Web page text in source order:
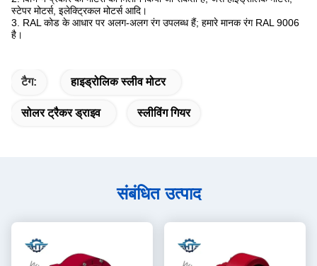
स्टेपर मोटर्स, इलेक्ट्रिकल मोटर्स आदि।
3. RAL कोड के आधार पर अलग-अलग रंग उपलब्ध हैं; हमारे मानक रंग RAL 9006
है।
टैग: हाइड्रोलिक स्लीव मोटर
सोलर ट्रैकर ड्राइव स्लीविंग गियर
संबंधित उत्पाद